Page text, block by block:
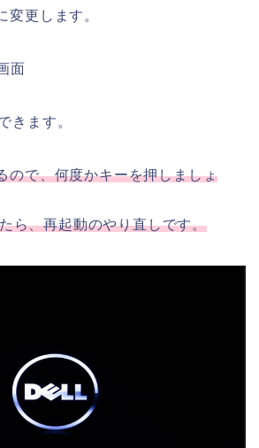
変更します。
面
きます。
ので、何度かキーを押しましょ
ら、再起動のやり直しです。